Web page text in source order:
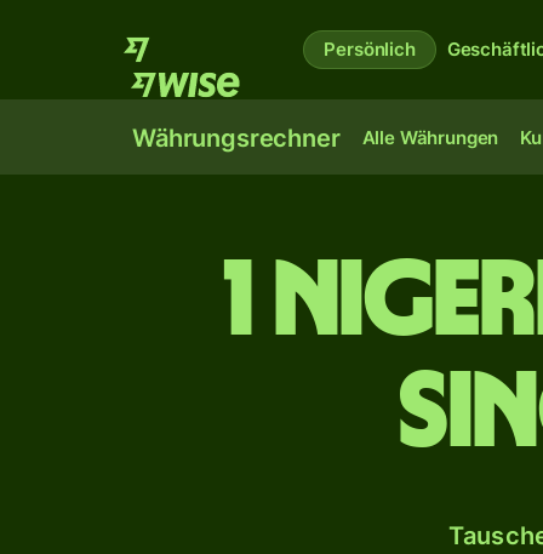
Persönlich
Währungsrechner Alle Währungen
1